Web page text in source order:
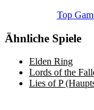
Top
Ähnliche Spiele
Elden Ring
Lords of the
Lies of P